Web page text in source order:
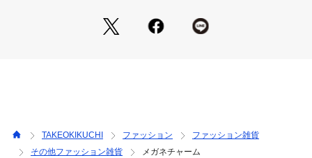
のミックススタイルを提案します。
ができます。
TAKEOKIKUCHI ファッション
ファッション雑貨
その他ファッション雑貨
メガネチャーム